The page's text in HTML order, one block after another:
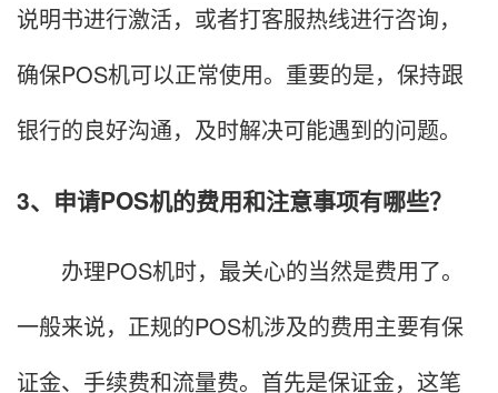
说明书进行激活，或者打客服热线进行咨询，
确保POS机可以正常使用。重要的是，保持跟
银行的良好沟通，及时解决可能遇到的问题。
3、申请POS机的费用和注意事项有哪些？
办理POS机时，最关心的当然是费用了。
一般来说，正规的POS机涉及的费用主要有保
证金、手续费和流量费。首先是保证金，这笔